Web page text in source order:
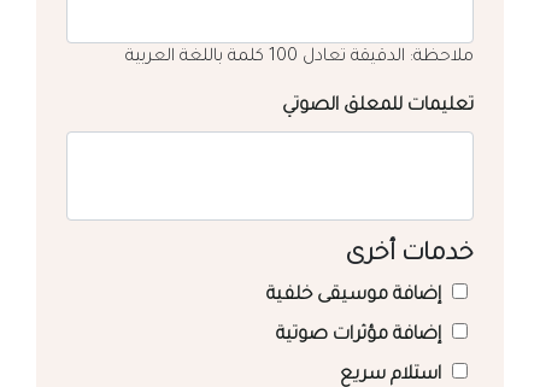
ملاحظة: الدقيقة تعادل 100 كلمة باللغة العربية
تعليمات للمعلق الصوتي
خدمات أخرى
إضافة موسيقى خلفية
إضافة مؤثرات صوتية
استلام سريع